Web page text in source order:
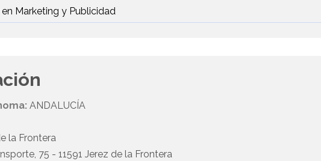
Marketing y Publicidad
ANDALUCÍA
la Frontera
75 - 11591 Jerez de la Frontera